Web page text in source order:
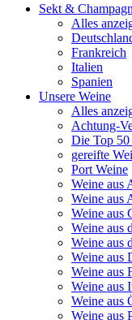
Sekt &
Alles
Frankreich
Italien
Spanien
Unsere Weine
Alles
Achtung-
Die Top 50
gereifte
Port Weine
Weine aus
Weine aus
Weine aus
Weine aus
Weine aus
Weine aus
Weine aus
Weine aus
Weine aus
Weine aus